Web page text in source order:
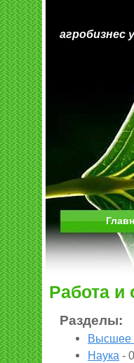
агробизнес
Работа и
Разделы:
Высшее
Наука - 0